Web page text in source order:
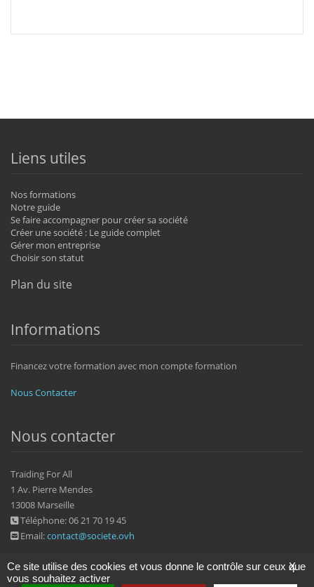
Liens utiles
Nos formations
Notre guide
Se faire accompagner pour créer sa société
Créer une société : Le guide complet
Gérer mon entreprise
Choisir son statut
Plan du site
Informations
Financez votre formation avec mon compte formation
Nous Contacter
Nous contacter
Traiding For All
1 Av. Pierre Mendes
13008 Marseille
Téléphone: 06 21 70 19 45
Email:contact@societe.ovh
X
Ce site utilise des cookies et vous donne le contrôle sur ceux que
vous souhaitez activer